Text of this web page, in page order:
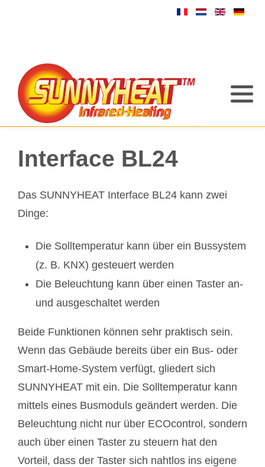
Interface BL24
Das SUNNYHEAT Interface BL24 kann zwei
Dinge:
Die Solltemperatur kann über ein Bussystem
(z. B. KNX) gesteuert werden
Die Beleuchtung kann über einen Taster an-
und ausgeschaltet werden
Beide Funktionen können sehr praktisch sein.
Wenn das Gebäude bereits über ein Bus- oder
Smart-Home-System verfügt, gliedert sich
SUNNYHEAT mit ein. Die Solltemperatur kann
mittels eines Busmoduls geändert werden. Die
Beleuchtung nicht nur über ECOcontrol, sondern
auch über einen Taster zu steuern hat den
Vorteil, dass der Taster sich nahtlos ins eigene